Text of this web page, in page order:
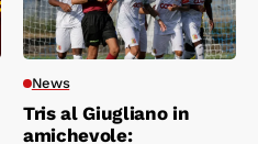
News
Tris al Giugliano in
amichevole: